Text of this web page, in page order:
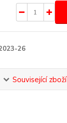
26
Související zboží